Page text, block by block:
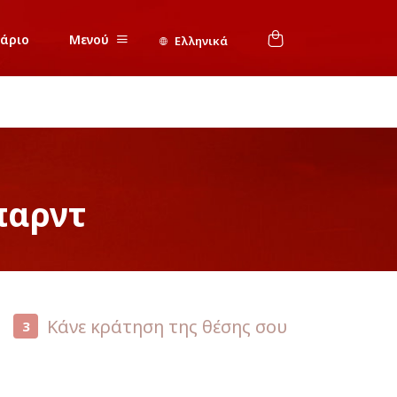
Μενού Ελληνικά
3 Κάνε κράτηση της θέσης σου